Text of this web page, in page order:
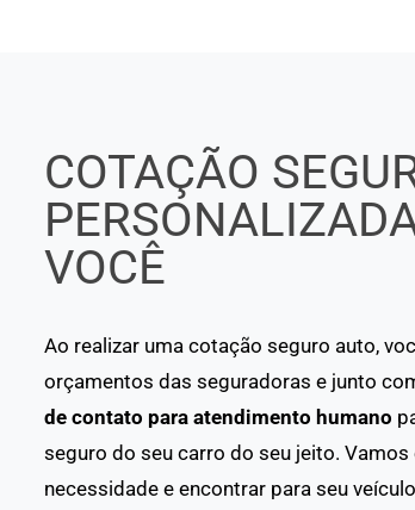
COTAÇÃO
VOCÊ
Ao realizar uma cotação seguro auto,
orçamentos das seguradoras e junto
de contato para atendimento humano
seguro do seu carro do seu jeito. Vamos
necessidade e encontrar para seu